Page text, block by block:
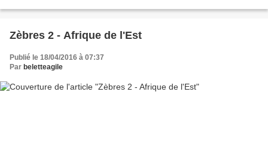
Zèbres 2 - Afrique de l'Est
Publié le 18/04/2016 à 07:37
Par beletteagile